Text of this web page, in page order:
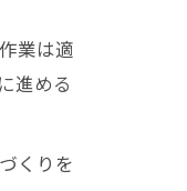
業は適
進める
くりを